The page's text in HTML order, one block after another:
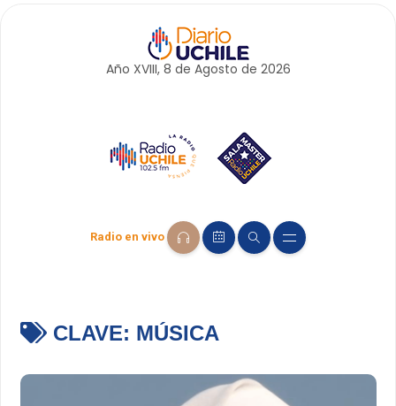
Año XVIII, 8 de Agosto de 2026
Radio en vivo
CLAVE: MÚSICA